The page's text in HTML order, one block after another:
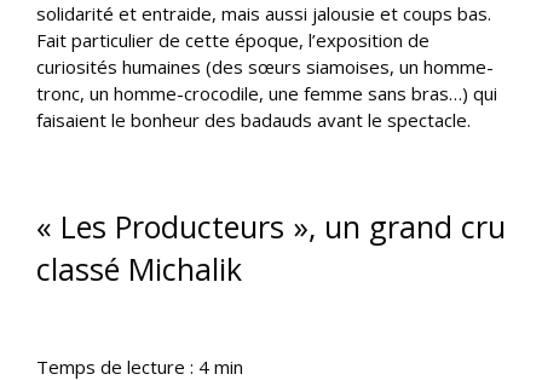
solidarité et entraide, mais aussi jalousie et coups bas.
Fait particulier de cette époque, l’exposition de
curiosités humaines (des sœurs siamoises, un homme-
tronc, un homme-crocodile, une femme sans bras…) qui
faisaient le bonheur des badauds avant le spectacle.
« Les Producteurs », un grand cru
classé Michalik
Temps de lecture : 4 min